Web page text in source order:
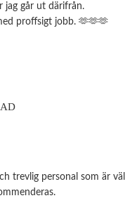
jag går ut därifrån.
Bästa service glada personal och med proffsigt jobb. 🫶🫶🫶
trevlig personal som är väl